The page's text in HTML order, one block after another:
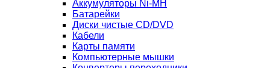
Аккумуляторы Ni-MH
Батарейки
Диски чистые CD/DVD
Кабели
Карты памяти
Компьютерные мышки